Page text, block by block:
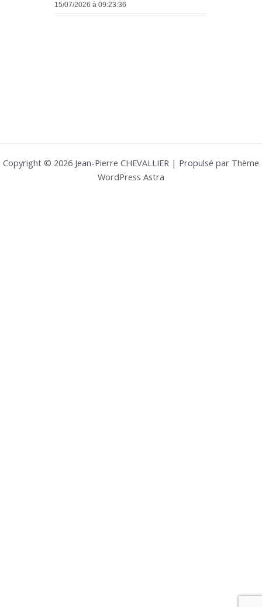
15/07/2026 à 09:23:36
Copyright © 2026 Jean-Pierre CHEVALLIER | Propulsé par Thème
WordPress Astra